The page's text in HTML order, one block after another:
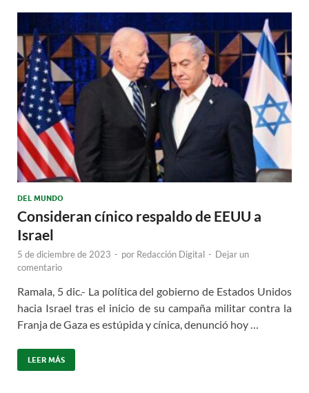
DEL MUNDO
Consideran cínico respaldo de EEUU a
Israel
5 de diciembre de 2023 - por Redacción Digital - Dejar un
comentario
Ramala, 5 dic.- La política del gobierno de Estados Unidos
hacia Israel tras el inicio de su campaña militar contra la
Franja de Gaza es estúpida y cínica, denunció hoy …
LEER MÁS